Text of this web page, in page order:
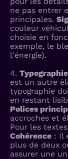
ne pas entrer
principales.
couleur
choisie en
exemple, le
l'énergie).
4.
est un autre
typographie
en restant
Polices
accroches et
Pour les
Cohérence: Il
plus de deux
assurer une